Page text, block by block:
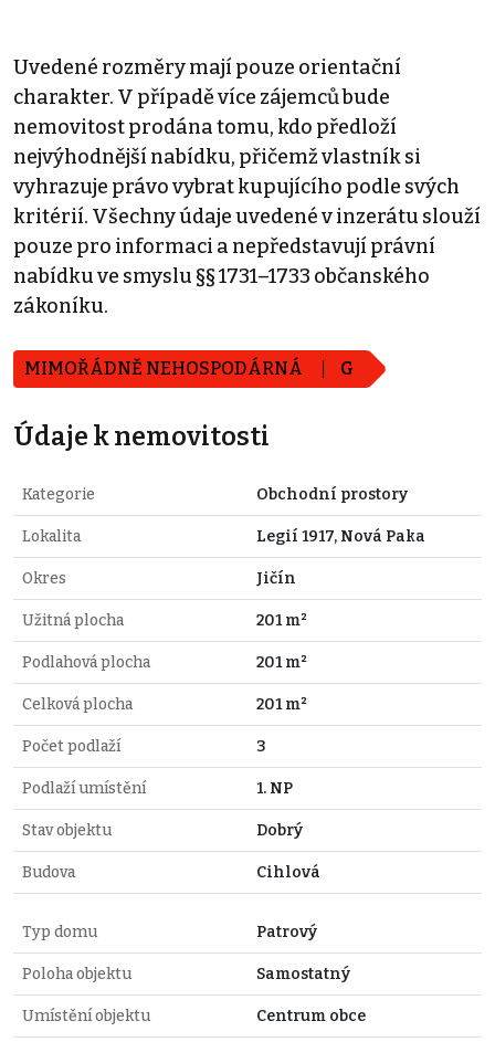
Uvedené rozměry mají pouze orientační
charakter. V případě více zájemců bude
nemovitost prodána tomu, kdo předloží
nejvýhodnější nabídku, přičemž vlastník si
vyhrazuje právo vybrat kupujícího podle svých
kritérií. Všechny údaje uvedené v inzerátu slouží
pouze pro informaci a nepředstavují právní
nabídku ve smyslu §§ 1731–1733 občanského
zákoníku.
MIMOŘÁDNĚ NEHOSPODÁRNÁ G
Údaje k nemovitosti
Kategorie Obchodní prostory
Lokalita Legií 1917, Nová Paka
Okres Jičín
Užitná plocha 201 m²
Podlahová plocha 201 m²
Celková plocha 201 m²
Počet podlaží 3
Podlaží umístění 1. NP
Stav objektu Dobrý
Budova Cihlová
Typ domu Patrový
Poloha objektu Samostatný
Umístění objektu Centrum obce